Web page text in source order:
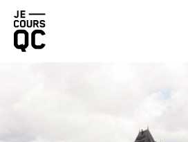
JE
QCMARATHON BENEVA DE QUÉBEC